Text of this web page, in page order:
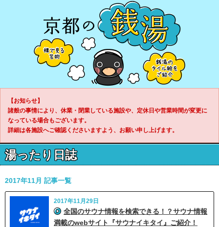
【お知らせ】
諸般の事情により、休業・閉業している施設や、定休日や営業時間が変更に
なっている場合もございます。
詳細は各施設へご確認くださいますよう、お願い申し上げます。
湯ったり日誌
2017年11月 記事一覧
2017年11月29日
全国のサウナ情報を検索できる！？サウナ情報
満載のwebサイト『サウナイキタイ』ご紹介！